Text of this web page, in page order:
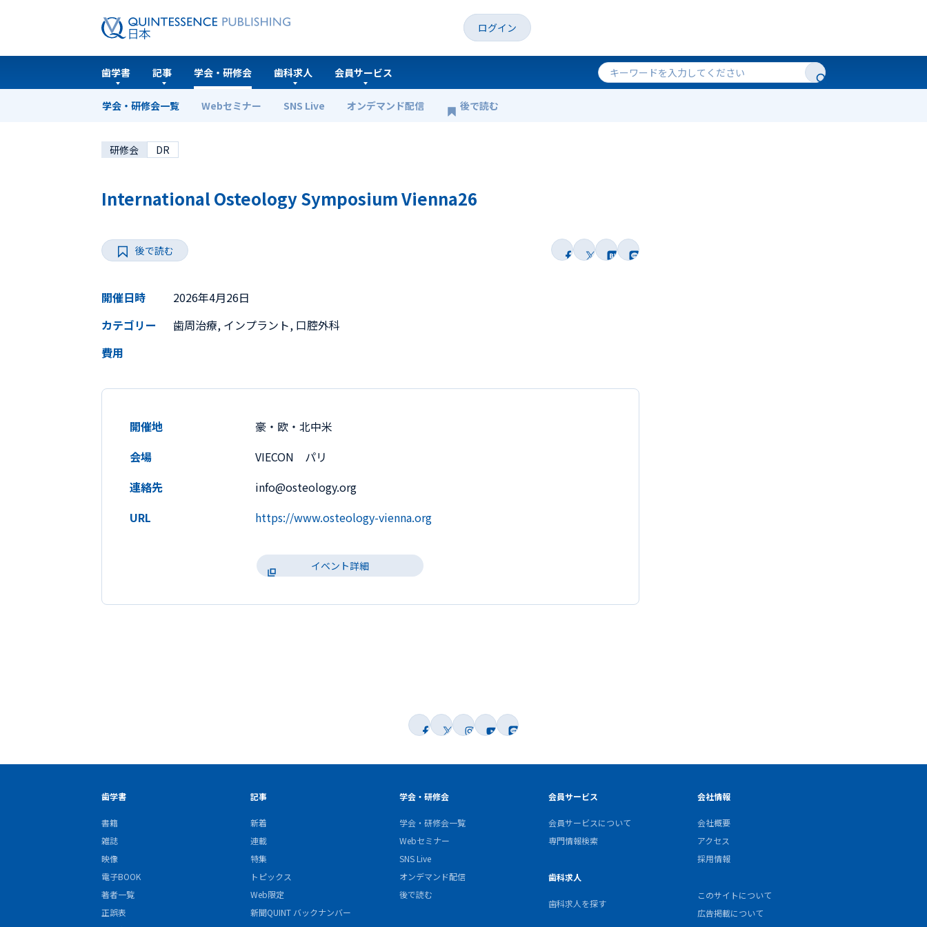
ログイン
歯学書 記事 学会・研修会
学会・研修会一覧 Webセミナー SNS Live オンデマンド配信 後で読む
歯科求人 会員サービス
ホーム 学会・研修会一覧 International Osteology Symposium Vienna26
研修会 DR
International Osteology Symposium Vienna26
後で読む
開催日時
2026年4月26日
カテゴリー
歯周治療, インプラント, 口腔外科
費用
開催地
豪・欧・北中米
会場
VIECON パリ
連絡先
info@osteology.org
URL
https://www.osteology-vienna.org
イベント詳細
歯学書
書籍
雑誌
映像
電子BOOK
著者一覧
正誤表
記事
新着
連載
特集
トピックス
Web限定
新聞QUINT バックナンバー
学会・研修会
学会・研修会一覧
Webセミナー
SNS Live
オンデマンド配信
後で読む
会員サービス
会員サービスについて
専門情報検索
歯科求人
歯科求人を探す
会社情報
会社概要
アクセス
採用情報
このサイトについて
広告掲載について